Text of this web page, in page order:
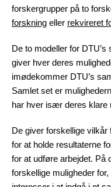
forskergrupper på to
forskning eller rekvireret
De to modeller for
giver hver deres
imødekommer DTU’s
Samlet set er
har hver især deres klare
De giver forskellige vilkår
for at holde resultaterne
for at udføre arbejdet. På
forskellige muligheder